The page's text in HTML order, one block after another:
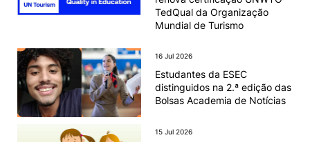
TedQual da Organização
Mundial de Turismo
16 Jul 2026
Estudantes da ESEC
distinguidos na 2.ª edição das
Bolsas Academia de Notícias
15 Jul 2026